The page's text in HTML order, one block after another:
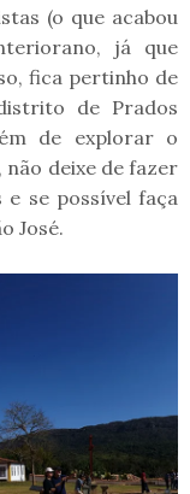
(o que acabou
já que
fica pertinho de
de Prados
de explorar o
deixe de fazer
se possível faça
José.